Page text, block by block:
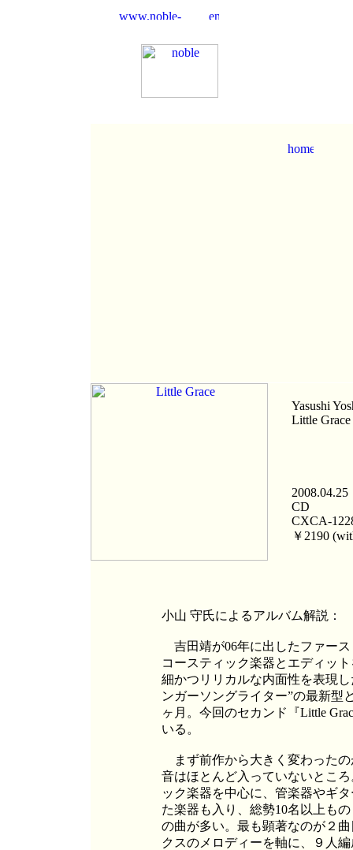
Yasushi
Little Grace
2008.04.25
CD
CXCA-
￥2190
小山 守氏によるアルバム解説：
吉田靖が06年に出したファース
コースティック楽器とエディッ
細かつリリカルな内面性を表現
ンガーソングライター”の最新型
ヶ月。今回のセカンド『Little
いる。
まず前作から大きく変わった
音はほとんど入っていないとこ
ック楽器を中心に、管楽器やギ
た楽器も入り、総勢10名以上も
の曲が多い。最も顕著なのが２
クスのメロディーを軸に、９人